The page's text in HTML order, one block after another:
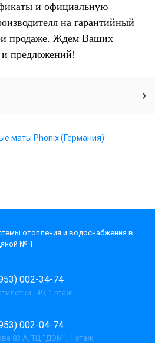
и официальную
на гарантийный
продаже. Ждем Ваших
предложений!
маты Phonix (Германия)
отопления и водоснабжения в
№ 1
002-34-74
, 49, 1 этаж
002-04-74
83 А, ТЦ "ДОМ", 1 этаж